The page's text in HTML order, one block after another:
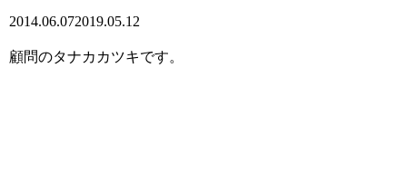
2014.06.072019.05.12
顧問のタナカカツキです。